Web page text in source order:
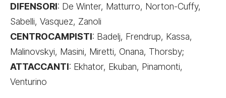
DIFENSORI: De Winter, Matturro, Norton-Cuffy,
Sabelli, Vasquez, Zanoli
CENTROCAMPISTI: Badelj, Frendrup, Kassa,
Malinovskyi, Masini, Miretti, Onana, Thorsby;
ATTACCANTI: Ekhator, Ekuban, Pinamonti,
Venturino